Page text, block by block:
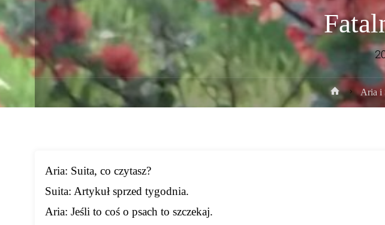
Strona
główna
Aria i
Aria: Suita, co czytasz?
Suita: Artykuł sprzed tygodnia.
Aria: Jeśli to coś o psach to szczekaj.